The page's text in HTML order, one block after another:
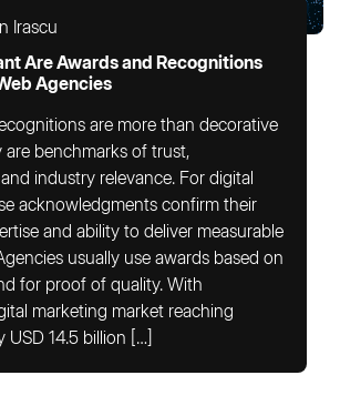
Irascu
Are Awards and Recognitions
Agencies
are more than decorative
are benchmarks of trust,
industry relevance. For digital
acknowledgments confirm their
and ability to deliver measurable
usually use awards based on
for proof of quality. With
marketing market reaching
USD 14.5 billion […]